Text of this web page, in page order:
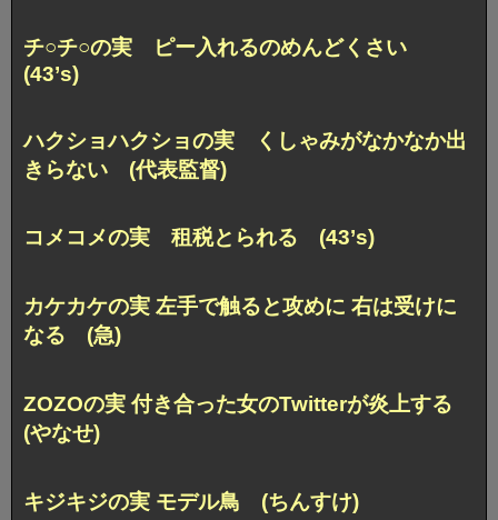
チ○チ○の実 ピー入れるのめんどくさい
(43’s)
ハクショハクショの実 くしゃみがなかなか出
きらない (代表監督)
コメコメの実 租税とられる (43’s)
カケカケの実 左手で触ると攻めに 右は受けに
なる (急)
ZOZOの実 付き合った女のTwitterが炎上する
(やなせ)
キジキジの実 モデル鳥 (ちんすけ)